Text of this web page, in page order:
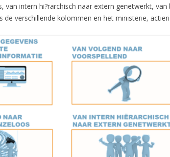
van intern hi?rarchisch naar extern genetwerkt,
de verschillende kolommen en het ministerie,